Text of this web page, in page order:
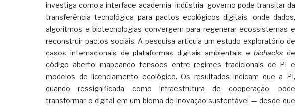
investiga como a interface academia–indústria–governo pode transitar da
transferência tecnológica para pactos ecológicos digitais, onde dados,
algoritmos e biotecnologias convergem para regenerar ecossistemas e
reconstruir pactos sociais. A pesquisa articula um estudo exploratório de
casos internacionais de plataformas digitais ambientais ebiohacks de
código aberto, mapeando tensões entre regimes tradicionais de PI e
modelos de licenciamento ecológico. Os resultados indicam que a PI,
quando ressignificada como infraestrutura de cooperação, pode
transformar o digital em um bioma de inovação sustentável — desde que